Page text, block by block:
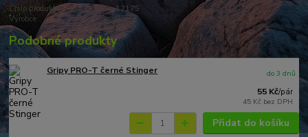
Číslo produktu:
12175
Výrobce:
Pro-T
Podobné produkty
Gripy PRO-T černé Stinger
55 Kč/pár
45 Kč bez DPH
do 3 dnů
Přidat do košíku